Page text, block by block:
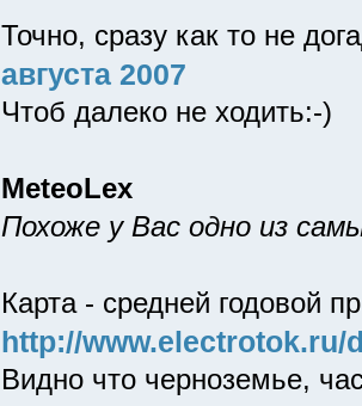
Точно, сразу как то не
августа 2007
Чтоб далеко не ходить:-)
MeteoLex
Похоже у Вас одно из
Карта - средней годовой
http://www.electrotok.ru/
Видно что черноземье,